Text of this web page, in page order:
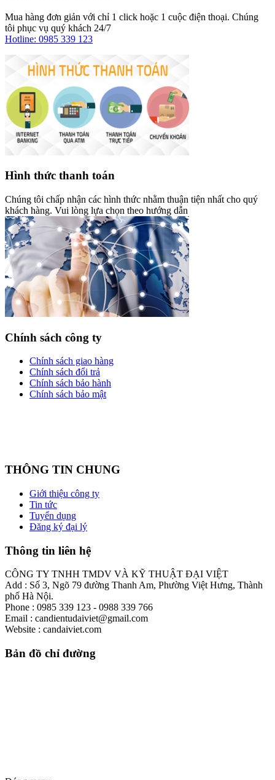
Mua hàng đơn giản với chỉ 1 click hoặc 1 cuộc điện thoại. Chúng
tôi phục vụ quý khách 24/7
Hotline: 0985 339 123
Hình thức thanh toán
Chúng tôi chấp nhận các hình thức nhằm thuận tiện nhất cho quý
khách hàng. Vui lòng lựa chọn theo hướng dẫn
Chính sách công ty
Chính sách giao hàng
Chính sách đổi trả
Chính sách bảo hành
Chính sách bảo mật
THÔNG TIN CHUNG
Giới thiệu công ty
Tin tức
Tuyển dụng
Đăng ký đại lý
Thông tin liên hệ
CÔNG TY TNHH TMDV VÀ KỸ THUẬT ĐẠI VIỆT
Add : Số 3, Ngõ 79 đường Thanh Am, Phường Việt Hưng, Thành
phố Hà Nội.
Phone : 0985 339 123 - 0988 339 766
Email : candientudaiviet@gmail.com
Website : candaiviet.com
Bản đồ chỉ đường